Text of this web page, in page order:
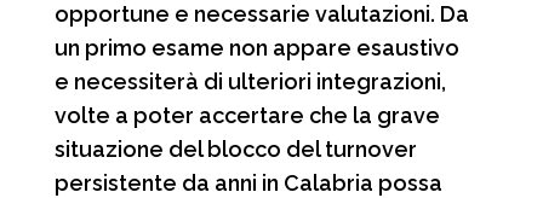
opportune e necessarie valutazioni. Da
un primo esame non appare esaustivo
e necessiterà di ulteriori integrazioni,
volte a poter accertare che la grave
situazione del blocco del turnover
persistente da anni in Calabria possa